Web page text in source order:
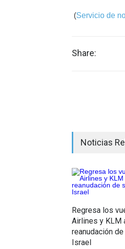
(Servicio de
Share:
Noticias
Regresa los
Airlines y KLM
reanudación
Israel